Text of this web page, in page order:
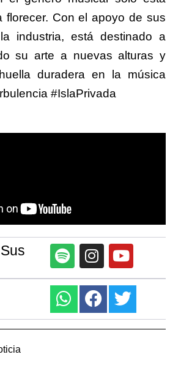
florecer. Con el apoyo de sus
industria, está destinado a
su arte a nuevas alturas y
duradera en la música
#IslaPrivada